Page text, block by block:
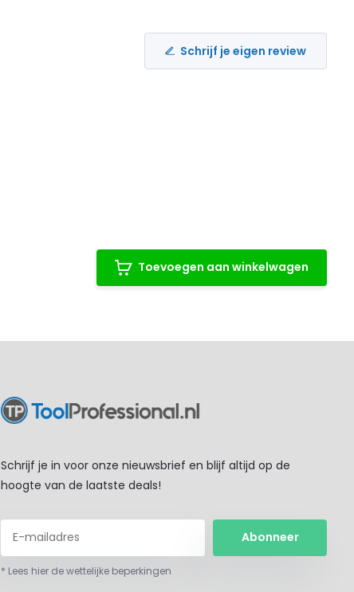
Schrijf je eigen review
Toevoegen aan winkelwagen
Schrijf je in voor onze nieuwsbrief en blijf altijd op de
hoogte van de laatste deals!
Abonneer
* Lees hier de wettelijke beperkingen